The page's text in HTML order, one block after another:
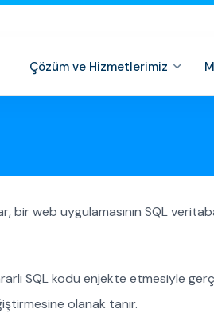
Çözüm ve Hizmetlerimiz
bir web uygulamasının SQL
SQL kodu enjekte etmesiyle
olanak tanır.